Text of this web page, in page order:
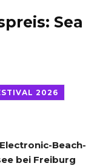
Sea
2026
Beach-
bei Freiburg